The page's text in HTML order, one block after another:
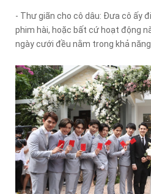
- Thư giãn cho cô dâu: Đưa cô ấy
phim hài, hoặc bất cứ hoạt động
ngày cưới đều nằm trong khả năng